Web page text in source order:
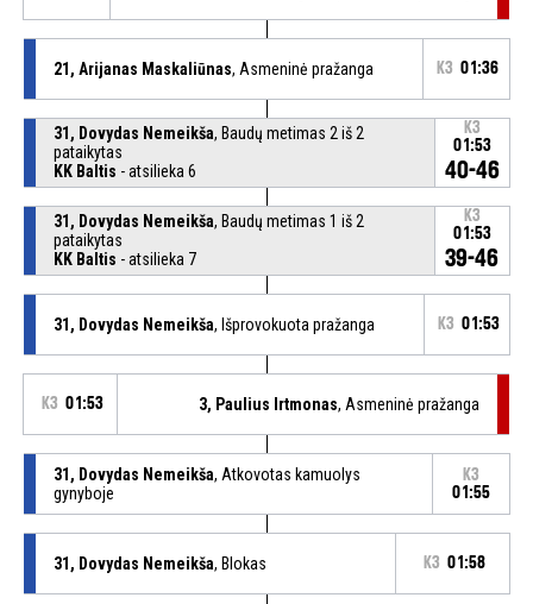
21, Arijanas Maskaliūnas, Asmeninė pražanga K3 01:36
31, Dovydas Nemeikša, Baudų metimas 2 iš 2
pataikytas
KK Baltis - atsilieka 6
K3
01:53
40-46
31, Dovydas Nemeikša, Baudų metimas 1 iš 2
pataikytas
KK Baltis - atsilieka 7
K3
01:53
39-46
31, Dovydas Nemeikša, Išprovokuota pražanga K3 01:53
K3 01:53 3, Paulius Irtmonas, Asmeninė pražanga
31, Dovydas Nemeikša, Atkovotas kamuolys
gynyboje
K3
01:55
31, Dovydas Nemeikša, Blokas K3 01:58